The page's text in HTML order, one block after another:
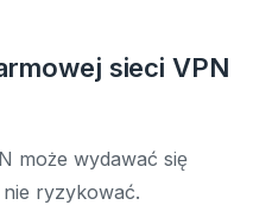
sieci VPN
może wydawać się
nie ryzykować.